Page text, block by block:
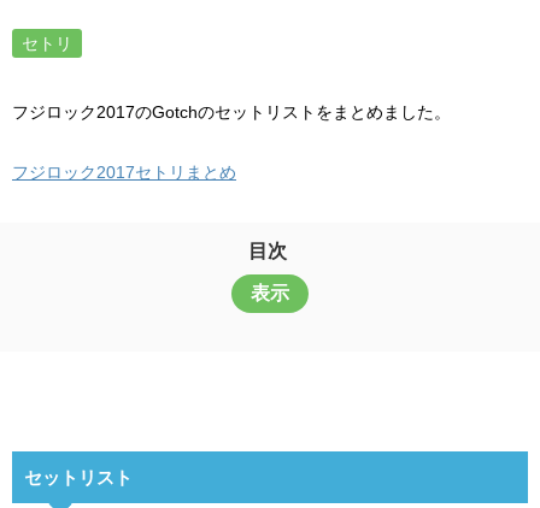
セトリ
フジロック2017のGotchのセットリストをまとめました。
フジロック2017セトリまとめ
目次
表示
セットリスト